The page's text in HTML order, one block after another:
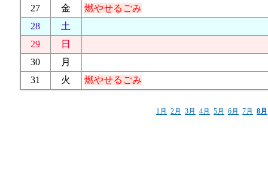
27
金
燃やせるごみ
28
土
29
日
30
月
31
火 燃やせるごみ
1月 2月 3月 4月 5月 6月 7月 8月